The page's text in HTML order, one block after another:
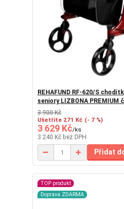
REHAFUND RF-620/S
seniory LIZBONA PREMIUM
3 900 Kč
Ušetříte 271 Kč (- 7 %)
3 629 Kč/ks
3 240 Kč bez DPH
Přidat
TOP produkt
Doprava ZDARMA